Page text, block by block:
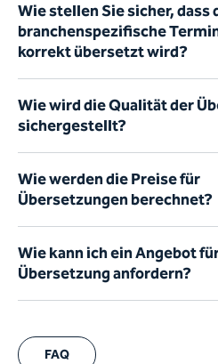
Wie stellen Sie sicher, dass
branchenspezifische
korrekt übersetzt wird?
Wie wird die Qualität der
sichergestellt?
Wie werden die Preise für
Übersetzungen berechnet?
Wie kann ich ein Angebot
Übersetzung anfordern?
FAQ